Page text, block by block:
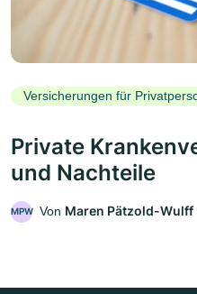
Versicherungen für
Private
und Nachteile
MPW Von Maren Pätzold-Wulff